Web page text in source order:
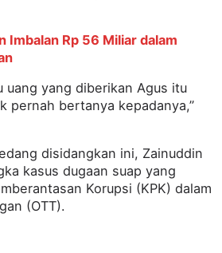
Imbalan Rp 56 Miliar dalam
uang yang diberikan Agus itu
pernah bertanya kepadanya,”
disidangkan ini, Zainuddin
kasus dugaan suap yang
Korupsi (KPK) dalam
(OTT).